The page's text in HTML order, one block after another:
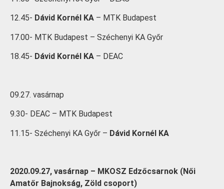
12.45- Dávid Kornél KA – MTK Budapest
17.00- MTK Budapest – Széchenyi KA Győr
18.45- Dávid Kornél KA – DEAC
09.27. vasárnap
9.30- DEAC – MTK Budapest
11.15- Széchenyi KA Győr – Dávid Kornél KA
2020.09.27, vasárnap – MKOSZ Edzőcsarnok (Női
Amatőr Bajnokság, Zöld csoport)